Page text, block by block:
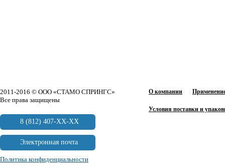
О компании
Условия поставки и
2011-2016 © ООО «СТАМО СПРИНГС»
Все права защищены
8 (812) 407-XX-XX
Электронная почта
Политика конфиденциальности